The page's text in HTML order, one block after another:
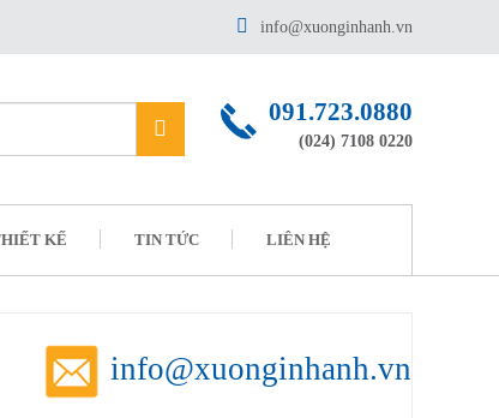
info@xuonginhanh.vn
091.723.0880
(024) 7108 0220
KẾ TIN TỨC LIÊN HỆ
info@xuonginhanh.vn